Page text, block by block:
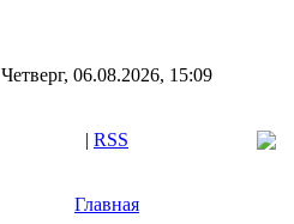
Четверг, 06.08.2026, 15:09
| RSS
Главная